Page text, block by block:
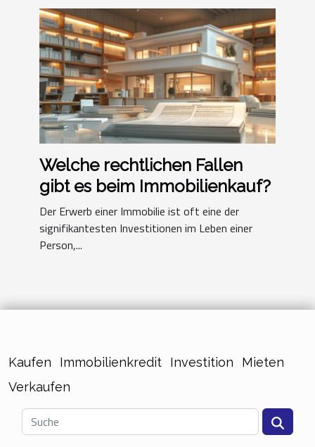
Welche rechtlichen Fallen
gibt es beim Immobilienkauf?
Der Erwerb einer Immobilie ist oft eine der
signifikantesten Investitionen im Leben einer
Person,...
Kaufen Immobilienkredit Investition
Mieten
Verkaufen